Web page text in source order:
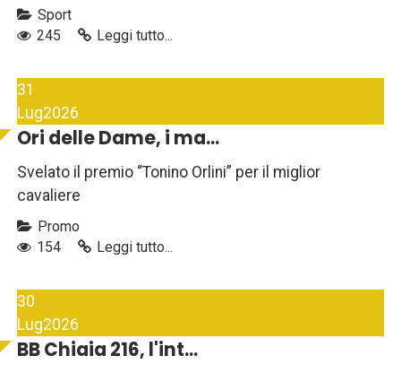
Sport
245
Leggi tutto...
31
Lug2026
Ori delle Dame, i ma...
Svelato il premio “Tonino Orlini” per il miglior
cavaliere
Promo
154
Leggi tutto...
30
Lug2026
BB Chiaia 216, l'int...